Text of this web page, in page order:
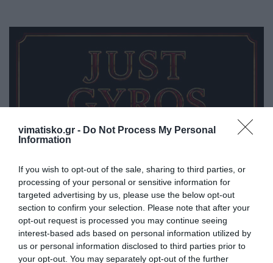
vimatisko.gr - Do Not Process My Personal
Information
If you wish to opt-out of the sale, sharing to third parties, or
processing of your personal or sensitive information for
targeted advertising by us, please use the below opt-out
section to confirm your selection. Please note that after your
opt-out request is processed you may continue seeing
interest-based ads based on personal information utilized by
us or personal information disclosed to third parties prior to
your opt-out. You may separately opt-out of the further